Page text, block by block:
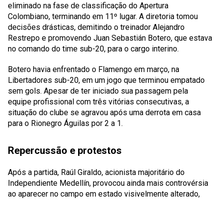
eliminado na fase de classificação do Apertura
Colombiano, terminando em 11º lugar. A diretoria tomou
decisões drásticas, demitindo o treinador Alejandro
Restrepo e promovendo Juan Sebastián Botero, que estava
no comando do time sub-20, para o cargo interino.
Botero havia enfrentado o Flamengo em março, na
Libertadores sub-20, em um jogo que terminou empatado
sem gols. Apesar de ter iniciado sua passagem pela
equipe profissional com três vitórias consecutivas, a
situação do clube se agravou após uma derrota em casa
para o Rionegro Águilas por 2 a 1.
Repercussão e protestos
Após a partida, Raúl Giraldo, acionista majoritário do
Independiente Medellín, provocou ainda mais controvérsia
ao aparecer no campo em estado visivelmente alterado,